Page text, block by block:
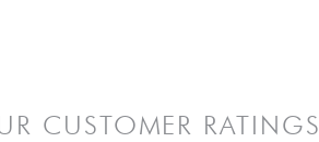
CUSTOMER RATINGS